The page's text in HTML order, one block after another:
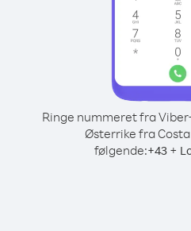
Ringe nummeret fra
Østerrike fra
følgende:+43+